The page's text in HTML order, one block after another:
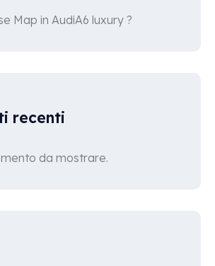
Map in AudiA6 luxury ?
recenti
da mostrare.